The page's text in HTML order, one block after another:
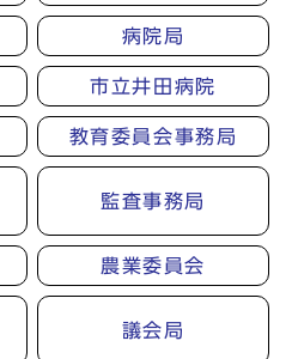
病院局
市立井田病院
教育委員会事務局
監査事務局
農業委員会
議会局